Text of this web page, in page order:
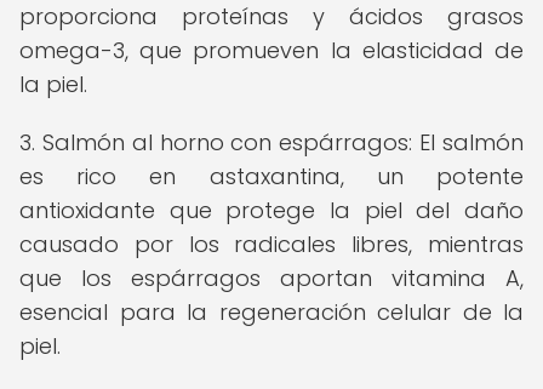
proporciona proteínas y ácidos grasos
omega-3, que promueven la elasticidad de
la piel.
3. Salmón al horno con espárragos: El salmón
es rico en astaxantina, un potente
antioxidante que protege la piel del daño
causado por los radicales libres, mientras
que los espárragos aportan vitamina A,
esencial para la regeneración celular de la
piel.